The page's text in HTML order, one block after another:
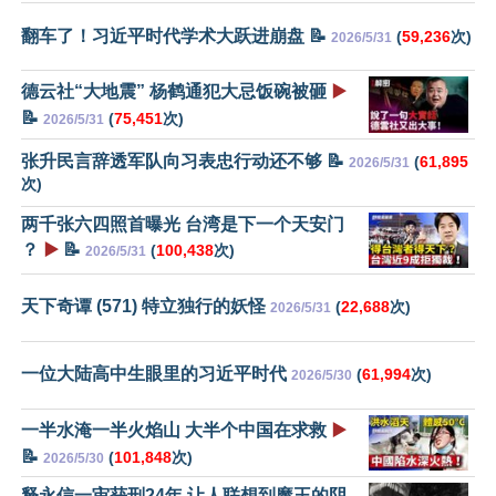
翻车了！习近平时代学术大跃进崩盘 📝 2026/5/31 (59,236次)
德云社“大地震” 杨鹤通犯大忌饭碗被砸 ▶️
📝 2026/5/31 (75,451次)
张升民言辞透军队向习表忠行动还不够 📝 2026/5/31 (61,895
次)
两千张六四照首曝光 台湾是下一个天安门
？
▶️ 📝 2026/5/31 (100,438次)
天下奇谭 (571) 特立独行的妖怪 2026/5/31 (22,688次)
一位大陆高中生眼里的习近平时代 2026/5/30 (61,994次)
一半水淹一半火焰山 大半个中国在求救 ▶️
📝 2026/5/30 (101,848次)